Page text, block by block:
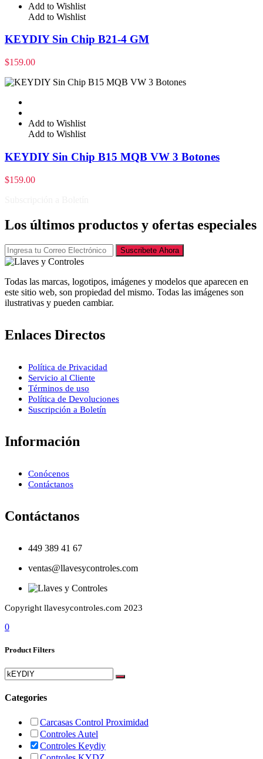
Add to Wishlist
Add to Wishlist
KEYDIY Sin Chip B21-4 GM
$159.00
Add to Wishlist
Add to Wishlist
KEYDIY Sin Chip B15 MQB VW 3 Botones
$159.00
Los últimos productos y ofertas especiales
Suscribete Ahora
Todas las marcas, logotipos, imágenes y modelos que aparecen en
este sitio web, son propiedad del mismo. Todas las imágenes son
ilustrativas y pueden cambiar.
Enlaces Directos
Política de Privacidad
Servicio al Cliente
Términos de uso
Política de Devoluciones
Suscripción a Boletín
Información
Conócenos
Contáctanos
Contáctanos
449 389 41 67
ventas@llavesycontroles.com
Copyright llavesycontroles.com 2023
0
Product Filters
Categories
Carcasas Control Proximidad
Controles Autel
Controles Keydiy